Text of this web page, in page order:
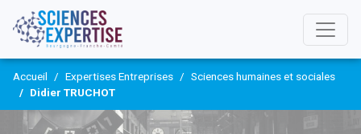
Accueil Expertises Entreprises
Sciences humaines et sociales
Didier TRUCHOT